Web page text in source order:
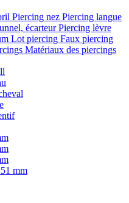
Piercing nez Piercing langue
écarteurPiercing lèvre
Lot piercing Faux piercing
Matériaux des piercings
mm